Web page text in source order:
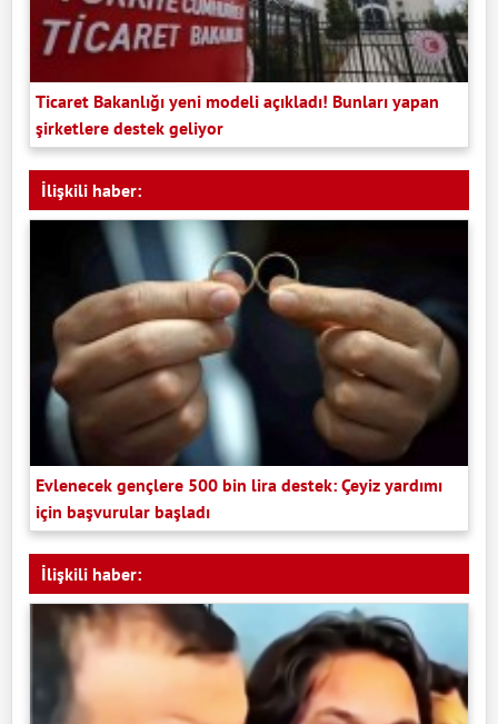
Ticaret Bakanlığı yeni modeli açıkladı! Bunları yapan
şirketlere destek geliyor
İlişkili haber:
Evlenecek gençlere 500 bin lira destek: Çeyiz yardımı
için başvurular başladı
İlişkili haber: